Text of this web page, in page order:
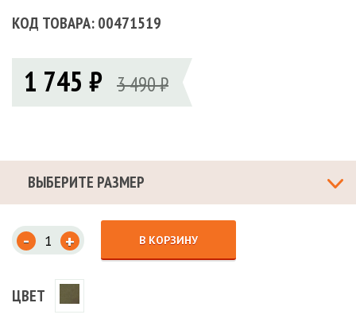
КОД ТОВАРА: 00471519
1 745 ₽ 3 490 ₽
ВЫБЕРИТЕ РАЗМЕР
- + В КОРЗИНУ
ЦВЕТ